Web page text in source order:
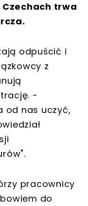
Czechach trwa
odpuścić i
z
-
od nas uczyć,
pracownicy
do